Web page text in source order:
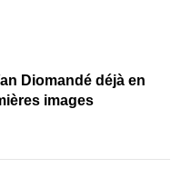
Diomandé déjà en
images